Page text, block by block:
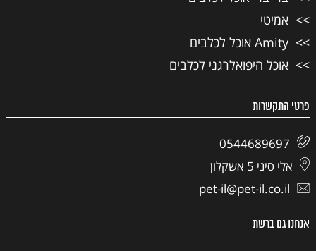
אמיטי
Amity אוכל לכלבים
אוכל היפואלרגני לכלבים
פרטי התקשרות
0544689697
אלי סיני 5 אשקלון
pet-il@pet-il.co.il
אנחנו גם ברשת